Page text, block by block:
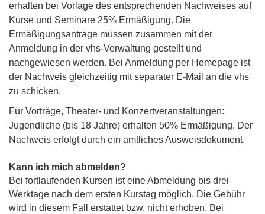
erhalten bei Vorlage des entsprechenden Nachweises auf
Kurse und Seminare 25% Ermäßigung. Die
Ermäßigungsanträge müssen zusammen mit der
Anmeldung in der vhs-Verwaltung gestellt und
nachgewiesen werden. Bei Anmeldung per Homepage ist
der Nachweis gleichzeitig mit separater E-Mail an die vhs
zu schicken.
Für Vorträge, Theater- und Konzertveranstaltungen:
Jugendliche (bis 18 Jahre) erhalten 50% Ermäßigung. Der
Nachweis erfolgt durch ein amtliches Ausweisdokument.
Kann ich mich abmelden?
Bei fortlaufenden Kursen ist eine Abmeldung bis drei
Werktage nach dem ersten Kurstag möglich. Die Gebühr
wird in diesem Fall erstattet bzw. nicht erhoben. Bei